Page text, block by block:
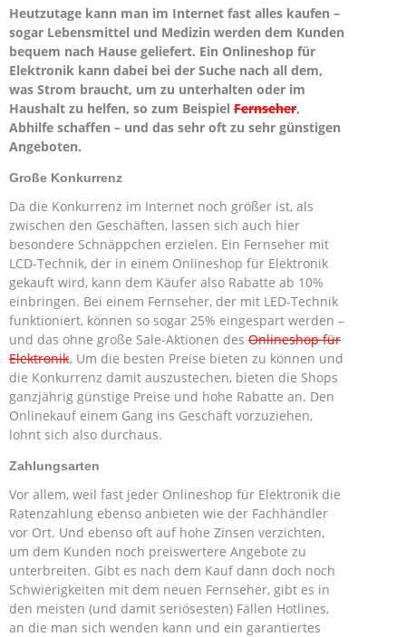
Heutzutage kann man im Internet fast alles kaufen –
sogar Lebensmittel und Medizin werden dem Kunden
bequem nach Hause geliefert. Ein Onlineshop für
Elektronik kann dabei bei der Suche nach all dem,
was Strom braucht, um zu unterhalten oder im
Haushalt zu helfen, so zum Beispiel Fernseher,
Abhilfe schaffen – und das sehr oft zu sehr günstigen
Angeboten.
Große Konkurrenz
Da die Konkurrenz im Internet noch größer ist, als
zwischen den Geschäften, lassen sich auch hier
besondere Schnäppchen erzielen. Ein Fernseher mit
LCD-Technik, der in einem Onlineshop für Elektronik
gekauft wird, kann dem Käufer also Rabatte ab 10%
einbringen. Bei einem Fernseher, der mit LED-Technik
funktioniert, können so sogar 25% eingespart werden –
und das ohne große Sale-Aktionen des Onlineshop für
Elektronik. Um die besten Preise bieten zu können und
die Konkurrenz damit auszustechen, bieten die Shops
ganzjährig günstige Preise und hohe Rabatte an. Den
Onlinekauf einem Gang ins Geschäft vorzuziehen,
lohnt sich also durchaus.
Zahlungsarten
Vor allem, weil fast jeder Onlineshop für Elektronik die
Ratenzahlung ebenso anbieten wie der Fachhändler
vor Ort. Und ebenso oft auf hohe Zinsen verzichten,
um dem Kunden noch preiswertere Angebote zu
unterbreiten. Gibt es nach dem Kauf dann doch noch
Schwierigkeiten mit dem neuen Fernseher, gibt es in
den meisten (und damit seriösesten) Fällen Hotlines,
an die man sich wenden kann und ein garantiertes